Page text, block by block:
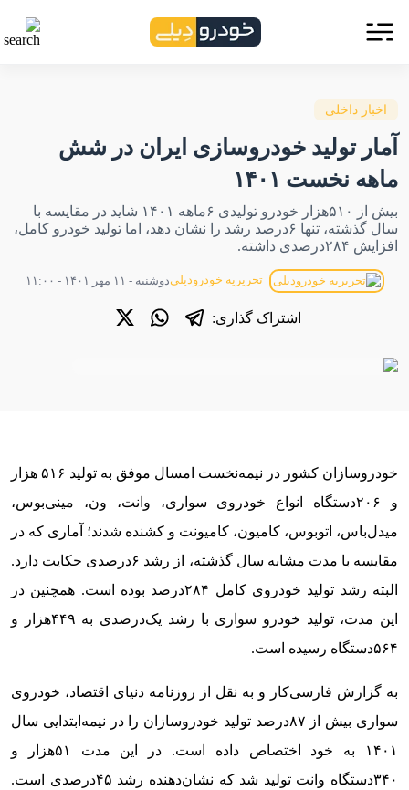
اخبار داخلی
آمار تولید خودروسازی ایران در شش
ماهه نخست ۱۴۰۱
بیش از ۵۱۰هزار خودرو تولیدی ۶ماهه ۱۴۰۱ شاید در مقایسه با
سال گذشته، تنها ۶درصد رشد را نشان دهد، اما تولید خودرو کامل،
افزایش ۲۸۴‌درصدی داشته.
تحریریه خودرودیلیدوشنبه - ۱۱ مهر ۱۴۰۱ - ۱۱:۰۰
اشتراک گذاری:
خودروسازان کشور در نیمه‌نخست امسال موفق به تولید ۵۱۶‌ هزار
و ۲۰۶دستگاه انواع خودروی سواری، وانت، ون، مینی‌‌‌بوس،
میدل‌‌‌باس، اتوبوس، کامیون، کامیونت و کشنده شدند؛ آماری که در
مقایسه با مدت مشابه سال گذشته، از رشد ۶درصدی حکایت دارد.
البته رشد تولید خودروی کامل ۲۸۴‌درصد بوده است. همچنین در
این مدت، تولید خودرو سواری با رشد یک‌درصدی به ۴۴۹‌هزار و
۵۶۴دستگاه رسیده است.
به گزارش فارسی‌کار و به نقل از روزنامه دنیای اقتصاد، خودروی
سواری بیش از ۸۷‌درصد تولید خودروسازان را در نیمه‌ابتدایی سال
۱۴۰۱ به خود اختصاص داده است. در این مدت ۵۱‌هزار و
۳۴۰دستگاه وانت تولید شد که نشان‌‌‌دهنده رشد ۴۵درصدی است.